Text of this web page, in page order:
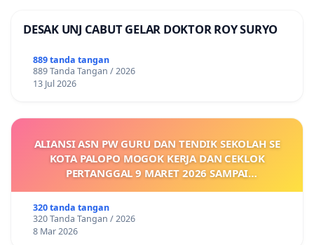
DESAK UNJ CABUT GELAR DOKTOR ROY SURYO
889 tanda tangan
889 Tanda Tangan / 2026
13 Jul 2026
ALIANSI ASN PW GURU DAN TENDIK SEKOLAH SE
KOTA PALOPO MOGOK KERJA DAN CEKLOK
PERTANGGAL 9 MARET 2026 SAMPAI
KEJELASAN SUMBER GAJI POKOK
320 tanda tangan
320 Tanda Tangan / 2026
8 Mar 2026